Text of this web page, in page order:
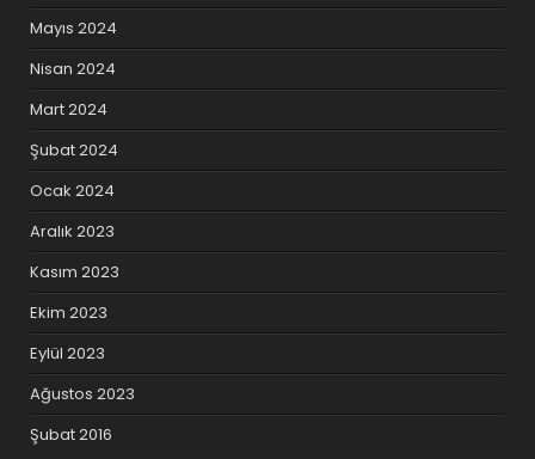
Mayıs 2024
Nisan 2024
Mart 2024
Şubat 2024
Ocak 2024
Aralık 2023
Kasım 2023
Ekim 2023
Eylül 2023
Ağustos 2023
Şubat 2016